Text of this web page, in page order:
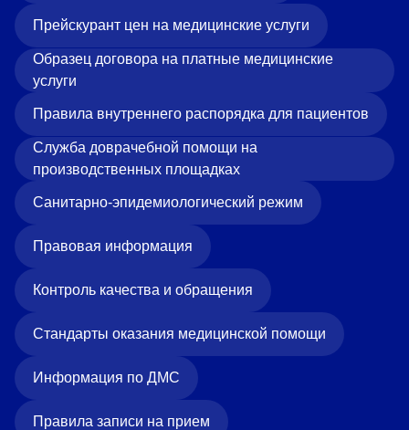
Прейскурант цен на медицинские услуги
Образец договора на платные медицинские
услуги
Правила внутреннего распорядка для пациентов
Служба доврачебной помощи на
производственных площадках
Санитарно-эпидемиологический режим
Правовая информация
Контроль качества и обращения
Стандарты оказания медицинской помощи
Информация по ДМС
Правила записи на прием